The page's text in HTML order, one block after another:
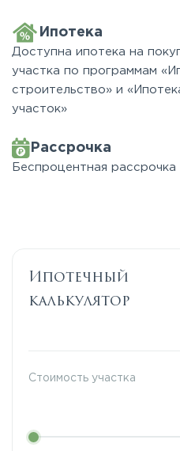
Ипотека
Доступна ипотека на
участка по программам
строительство» и
участок»
Рассрочка
Беспроцентная рассрочка
Ипотечный
калькулятор
Стоимость участка